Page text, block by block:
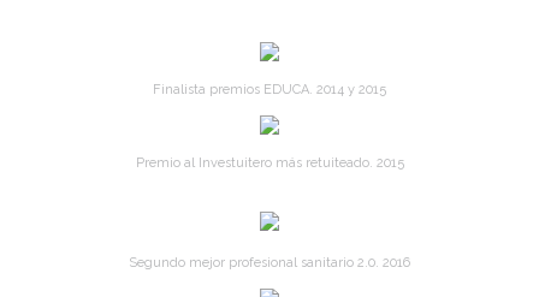
Finalista premios EDUCA. 2014 y 2015
Premio al Investuitero más retuiteado. 2015
Segundo mejor profesional sanitario 2.0. 2016